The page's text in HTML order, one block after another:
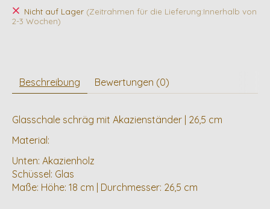
Nicht auf Lager (Zeitrahmen für die Lieferung:Innerhalb von
2-3 Wochen)
Beschreibung Bewertungen (0)
Glasschale schräg mit Akazienständer | 26,5 cm
Material:
Unten: Akazienholz
Schüssel: Glas
Maße: Höhe: 18 cm | Durchmesser: 26,5 cm